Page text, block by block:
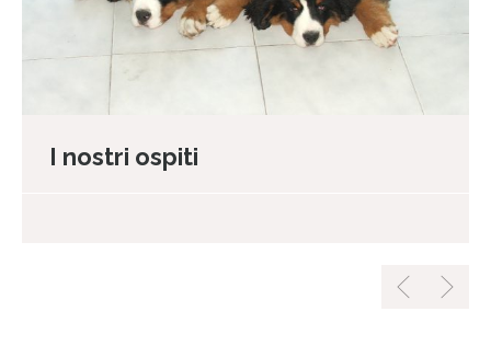
I nostri ospiti